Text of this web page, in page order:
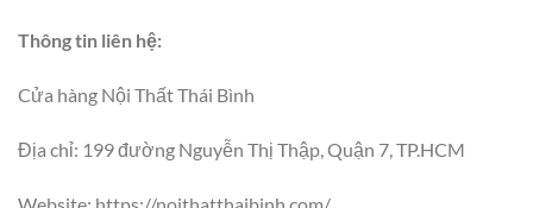
Thông tin liên hệ:
Cửa hàng Nội Thất Thái Bình
Địa chỉ: 199 đường Nguyễn Thị Thập, Quận 7, TP.HCM